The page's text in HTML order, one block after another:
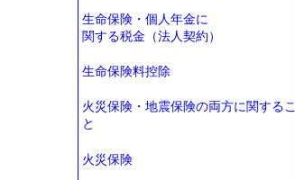
生命保険・個人年金に
関する税金（法人契約）
生命保険料控除
火災保険・地震保険の両方に関するこ
と
火災保険